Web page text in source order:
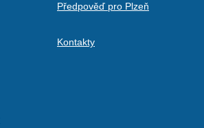
Předpověď pro Plzeň
Kontakty